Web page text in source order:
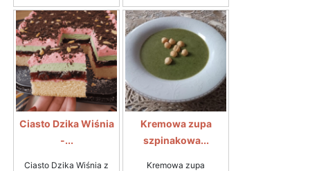
Ciasto Dzika Wiśnia
-...
Ciasto Dzika Wiśnia z
Kremowa zupa
szpinakowa...
Kremowa zupa